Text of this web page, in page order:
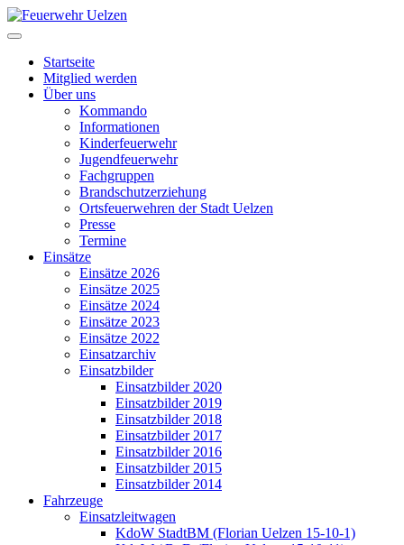
Startseite
Mitglied werden
Über uns
Kommando
Informationen
Kinderfeuerwehr
Jugendfeuerwehr
Fachgruppen
Brandschutzerziehung
Ortsfeuerwehren der Stadt Uelzen
Presse
Termine
Einsätze
Einsätze 2026
Einsätze 2025
Einsätze 2024
Einsätze 2023
Einsätze 2022
Einsatzarchiv
Einsatzbilder
Einsatzbilder 2020
Einsatzbilder 2019
Einsatzbilder 2018
Einsatzbilder 2017
Einsatzbilder 2016
Einsatzbilder 2015
Einsatzbilder 2014
Fahrzeuge
Einsatzleitwagen
KdoW StadtBM (Florian Uelzen 15-10-1)